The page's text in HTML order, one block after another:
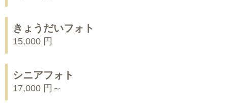
きょうだいフォト
15,000 円
シニアフォト
17,000 円～